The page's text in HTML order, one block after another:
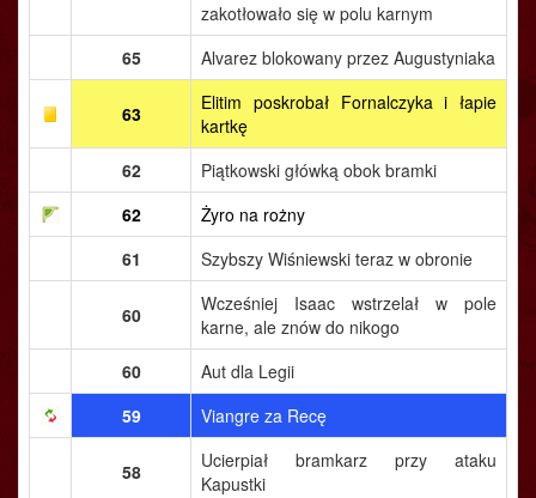
zakotłowało się w polu karnym
65
Alvarez blokowany przez Augustyniaka
63
Elitim poskrobał Fornalczyka i łapie
kartkę
62
Piątkowski główką obok bramki
62
Żyro na rożny
61
Szybszy Wiśniewski teraz w obronie
60
Wcześniej Isaac wstrzelał w pole
karne, ale znów do nikogo
60
Aut dla Legii
59
Viangre za Recę
58
Ucierpiał bramkarz przy ataku
Kapustki